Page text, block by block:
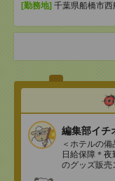
[勤務地] 千葉県船橋市西
編集部イチ
＜ホテルの
日給保障＊
のグッズ販売